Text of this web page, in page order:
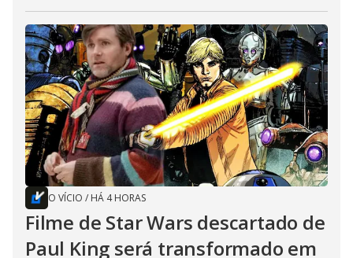
O VÍCIO / HÁ 4 HORAS
Filme de Star Wars descartado de
Paul King será transformado em